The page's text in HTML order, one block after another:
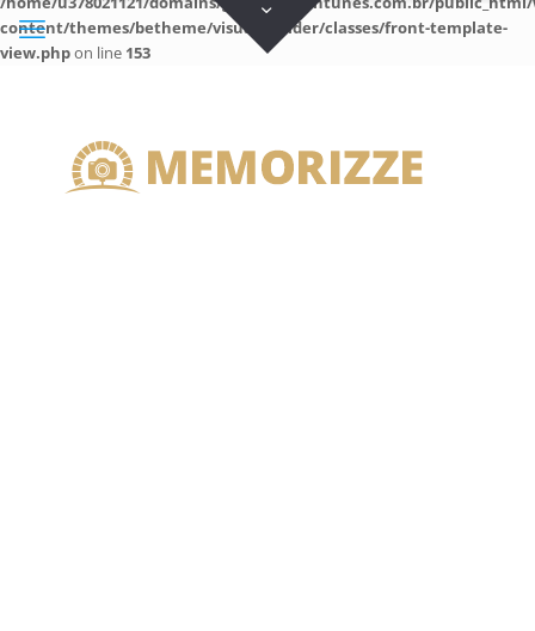
content/themes/betheme/visual-builder/classes/front-template-
view.phpon line 153